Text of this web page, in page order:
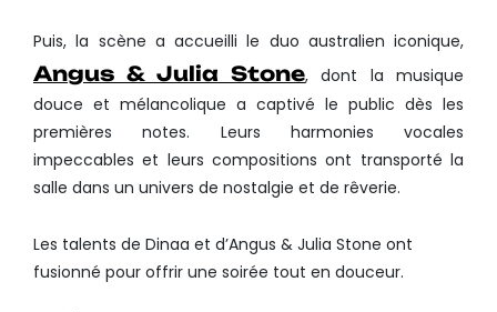
Puis, la scène a accueilli le duo australien iconique,
Angus & Julia Stone, dont la musique
douce et mélancolique a captivé le public dès les
premières notes. Leurs harmonies vocales
impeccables et leurs compositions ont transporté la
salle dans un univers de nostalgie et de rêverie.
Les talents de Dinaa et d’Angus & Julia Stone ont
fusionné pour offrir une soirée tout en douceur.